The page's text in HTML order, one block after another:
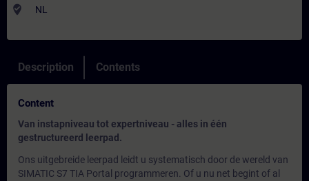
where_to_vote NL
Description Contents
Content
Van instapniveau tot expertniveau - alles in één
gestructureerd leerpad.
Ons uitgebreide leerpad leidt u systematisch door de wereld van
SIMATIC S7 TIA Portal programmeren. Of u nu net begint of al